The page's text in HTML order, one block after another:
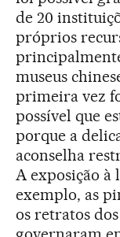
de 20
próprios
museus
primeira vez
possível que
porque a
aconselha
A exposição à
exemplo, as
os retratos